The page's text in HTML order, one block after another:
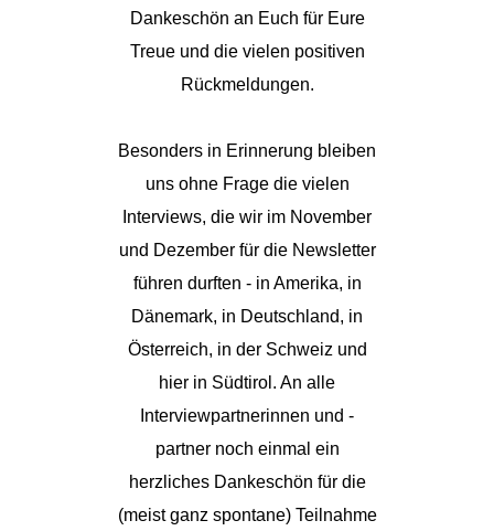
Dankeschön an Euch für Eure
Treue und die vielen positiven
Rückmeldungen.
Besonders in Erinnerung bleiben
uns ohne Frage die vielen
Interviews, die wir im November
und Dezember für die Newsletter
führen durften - in Amerika, in
Dänemark, in Deutschland, in
Österreich, in der Schweiz und
hier in Südtirol. An alle
Interviewpartnerinnen und -
partner noch einmal ein
herzliches Dankeschön für die
(meist ganz spontane) Teilnahme